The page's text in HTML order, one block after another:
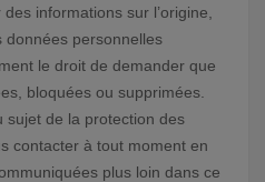
informations sur l’origine,
données personnelles
le droit de demander que
bloquées ou supprimées.
sujet de la protection des
contacter à tout moment en
plus loin dans ce